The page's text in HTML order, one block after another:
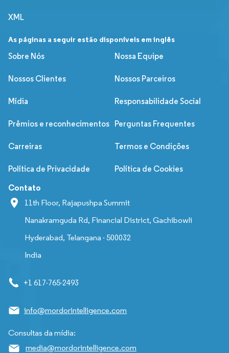
XML
As páginas a seguir estão disponíveis em inglês
Sobre Nós
Nossa Equipe
Nossos Clientes Nossos Parceiros
Mídia Responsabilidade Social
Prêmios e reconhecimentos Perguntas Frequentes
Carreiras Termos e Condições
Política de Privacidade Política de Cookies
Contato
11th Floor, Rajapushpa Summit
Nanakramguda Rd, Financial District, Gachibowli
Hyderabad, Telangana - 500032
India
+1 617-765-2493
info@mordorintelligence.com
Consultas da mídia:
media@mordorintelligence.com